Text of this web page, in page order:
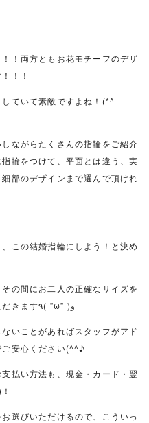
！両方ともお花モチーフのデザ
！！
ていて素敵ですよね！(*^-
ながらたくさんの指輪をご紹介
輪をつけて、平面とは違う、実
部のデザインまで選んで頂けれ
この結婚指輪にしよう！と決め
の間にお二人の正確なサイズを
測らせて頂いたり、刻印を決めていただきます٩( ”ω” )و
いことがあればスタッフがアド
ご安心ください(^^♪
払い方法も、現金・カード・翌
選びいただけるので、こういっ